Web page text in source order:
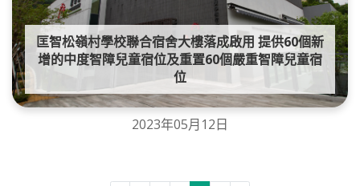
匡智松嶺村學校聯合宿舍大樓落成啟用 提供60個新
增的中度智障兒童宿位及重置60個嚴重智障兒童宿
位
2023年05月12日